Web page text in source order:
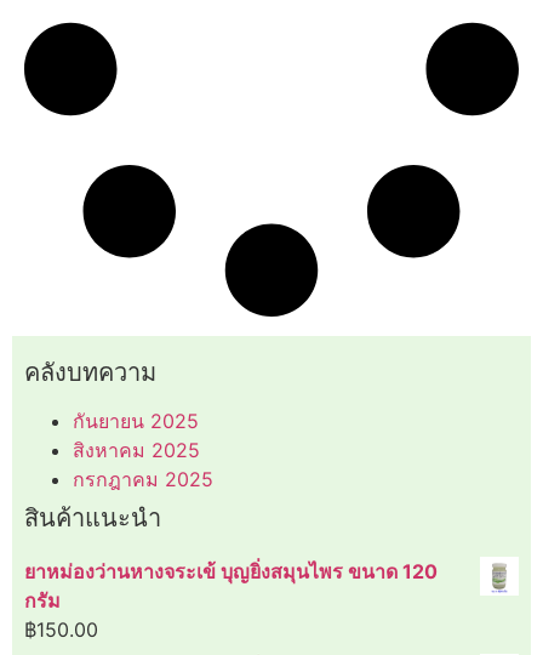
คลังบทความ
กันยายน 2025
สิงหาคม 2025
กรกฎาคม 2025
สินค้าแนะนำ
ยาหม่องว่านหางจระเข้ บุญยิ่งสมุนไพร ขนาด 120
กรัม
฿150.00